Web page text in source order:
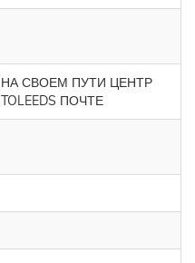
НА СВОЕМ ПУТИ ЦЕНТР
TOLEEDS ПОЧТЕ